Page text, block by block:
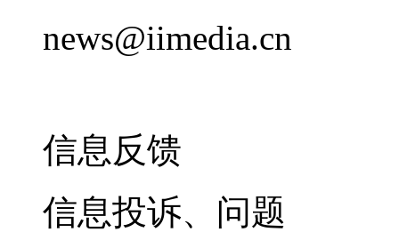
news@iimedia.cn
信息反馈
信息投诉、问题